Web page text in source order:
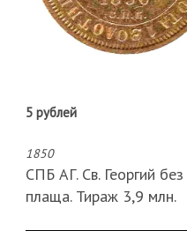
5 рублей
1850
СПБ АГ. Св. Георгий без
плаща. Тираж 3,9 млн.